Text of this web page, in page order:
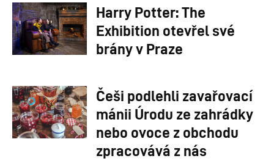
Harry Potter: The
Exhibition otevřel své
brány v Praze
Češi podlehli zavařovací
mánii Úrodu ze zahrádky
nebo ovoce z obchodu
zpracovává z nás